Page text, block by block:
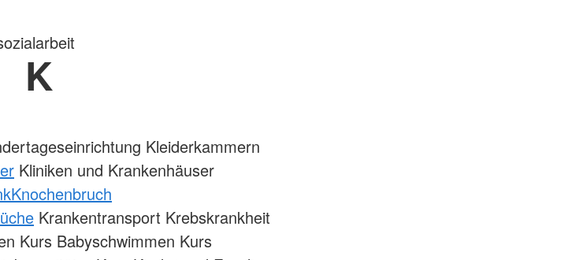
K
Kleiderkammern
Kliniken und Krankenhäuser
Knochenbruch
Krankentransport Krebskrankheit
Kurs Babyschwimmen Kurs